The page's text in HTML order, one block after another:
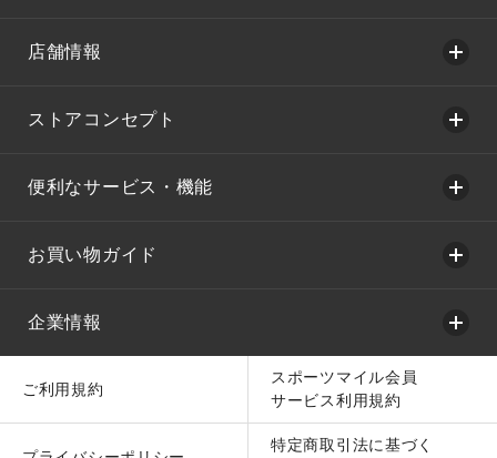
店舗情報
ストアコンセプト
便利なサービス・機能
お買い物ガイド
企業情報
ご利用規約
スポーツマイル会員
サービス利用規約
特定商取引法に基づく